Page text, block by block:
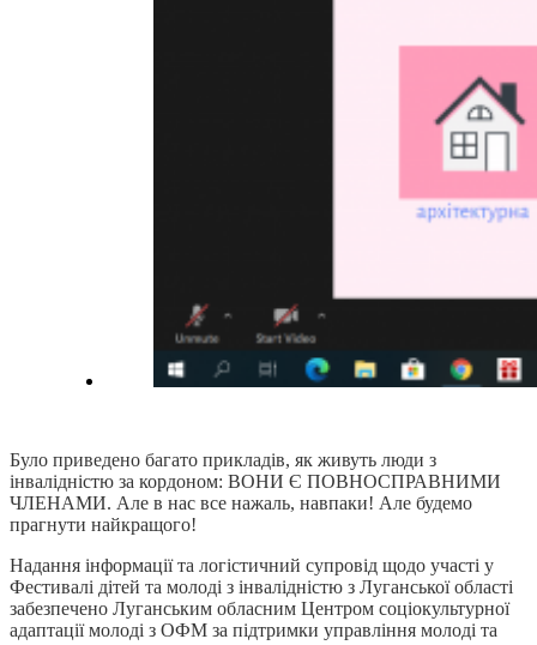
Було приведено багато прикладів, як живуть люди з
інвалідністю за кордоном: ВОНИ Є ПОВНОСПРАВНИМИ
ЧЛЕНАМИ. Але в нас все нажаль, навпаки! Але будемо
прагнути найкращого!
Надання інформації та логістичний супровід щодо участі у
Фестивалі дітей та молоді з інвалідністю з Луганської області
забезпечено Луганським обласним Центром соціокультурної
адаптації молоді з ОФМ за підтримки управління молоді та